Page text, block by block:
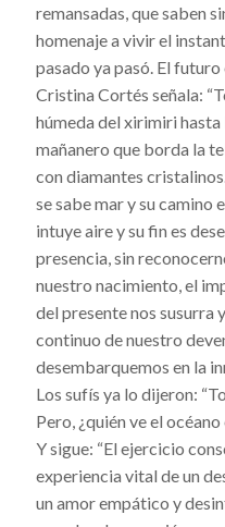
remansadas, que saben
homenaje a vivir el
pasado ya pasó. El futuro
Cristina Cortés señala:
húmeda del xirimiri
mañanero que borda la
con diamantes
se sabe mar y su camino
intuye aire y su fin es
presencia, sin
nuestro nacimiento, el
del presente nos susurra
continuo de nuestro
desembarquemos en la
Los sufís ya lo dijeron:
Pero, ¿quién ve el océano
Y sigue: “El ejercicio
experiencia vital de un
un amor empático y